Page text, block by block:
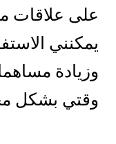
على علاقات
يمكنني
وزيادة
وقتي بشكل